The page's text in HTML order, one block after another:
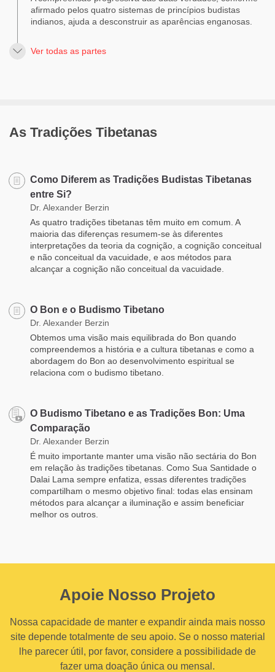
afirmado pelos quatro sistemas de princípios budistas
indianos, ajuda a desconstruir as aparências enganosas.
Ver todas as partes
As Tradições Tibetanas
Como Diferem as Tradições Budistas Tibetanas
entre Si?
Dr. Alexander Berzin
As quatro tradições tibetanas têm muito em comum. A
maioria das diferenças resumem-se às diferentes
interpretações da teoria da cognição, a cognição conceitual
e não conceitual da vacuidade, e aos métodos para
alcançar a cognição não conceitual da vacuidade.
O Bon e o Budismo Tibetano
Dr. Alexander Berzin
Obtemos uma visão mais equilibrada do Bon quando
compreendemos a história e a cultura tibetanas e como a
abordagem do Bon ao desenvolvimento espiritual se
relaciona com o budismo tibetano.
O Budismo Tibetano e as Tradições Bon: Uma
Comparação
Dr. Alexander Berzin
É muito importante manter uma visão não sectária do Bon
em relação às tradições tibetanas. Como Sua Santidade o
Dalai Lama sempre enfatiza, essas diferentes tradições
compartilham o mesmo objetivo final: todas elas ensinam
métodos para alcançar a iluminação e assim beneficiar
melhor os outros.
Apoie Nosso Projeto
Nossa capacidade de manter e expandir ainda mais nosso
site depende totalmente de seu apoio. Se o nosso material
lhe parecer útil, por favor, considere a possibilidade de
fazer uma doação única ou mensal.